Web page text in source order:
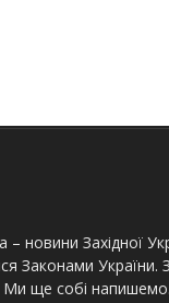
– новини Західної
Законами України.
Ми ще собі